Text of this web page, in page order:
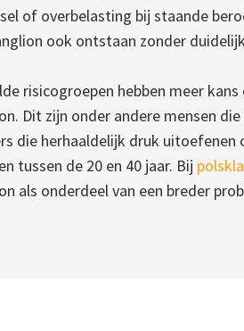
of overbelasting bij staande
ook ontstaan zonder
risicogroepen hebben meer
Dit zijn onder andere mensen
die herhaaldelijk druk uitoefenen
tussen de 20 en 40 jaar. Bij
als onderdeel van een breder